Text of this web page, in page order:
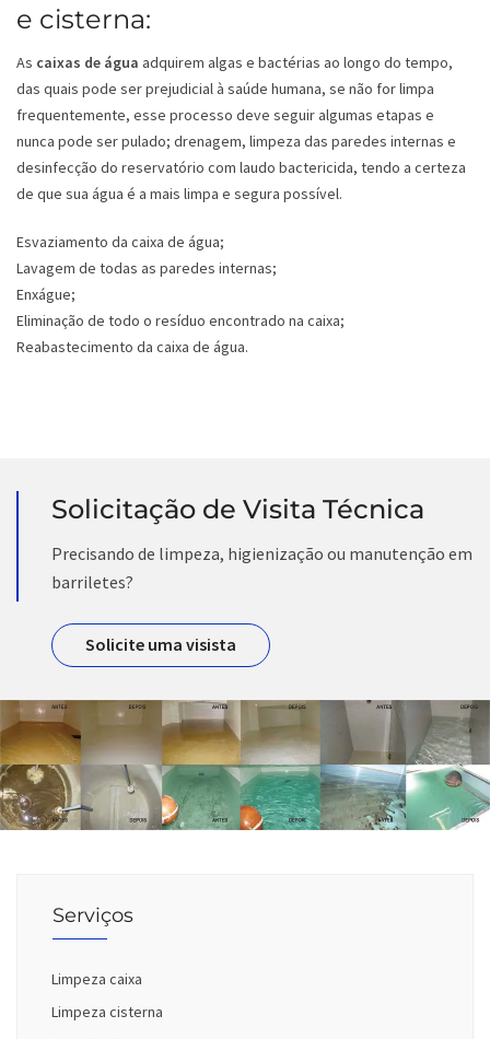
e cisterna:
As caixas de água adquirem algas e bactérias ao longo do tempo,
das quais pode ser prejudicial à saúde humana, se não for limpa
frequentemente, esse processo deve seguir algumas etapas e
nunca pode ser pulado; drenagem, limpeza das paredes internas e
desinfecção do reservatório com laudo bactericida, tendo a certeza
de que sua água é a mais limpa e segura possível.
Esvaziamento da caixa de água;
Lavagem de todas as paredes internas;
Enxágue;
Eliminação de todo o resíduo encontrado na caixa;
Reabastecimento da caixa de água.
Solicitação de Visita Técnica
Precisando de limpeza, higienização ou manutenção em
barriletes?
Solicite uma visista
Serviços
Limpeza caixa
Limpeza cisterna